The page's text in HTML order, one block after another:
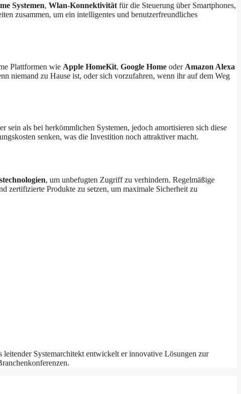
Systemen, Wlan-Konnektivität für die Steuerung über Smartphones,
zusammen, um ein intelligentes und benutzerfreundliches
Plattformen wie Apple HomeKit, Google Home oder Amazon Alexa
niemand zu Hause ist, oder sich vorzufahren, wenn ihr auf dem Weg
sein als bei herkömmlichen Systemen, jedoch amortisieren sich diese
senken, was die Investition noch attraktiver macht.
, um unbefugten Zugriff zu verhindern. Regelmäßige
zertifizierte Produkte zu setzen, um maximale Sicherheit zu
Systemarchitekt entwickelt er innovative Lösungen zur